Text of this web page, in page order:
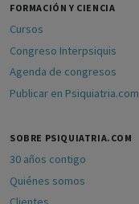
FORMACIÓN Y CIENCIA
Cursos
Congreso Interpsiquis
Agenda de congresos
Publicar en Psiquiatria.com
SOBRE PSIQUIATRIA.COM
30 años contigo
Quiénes somos